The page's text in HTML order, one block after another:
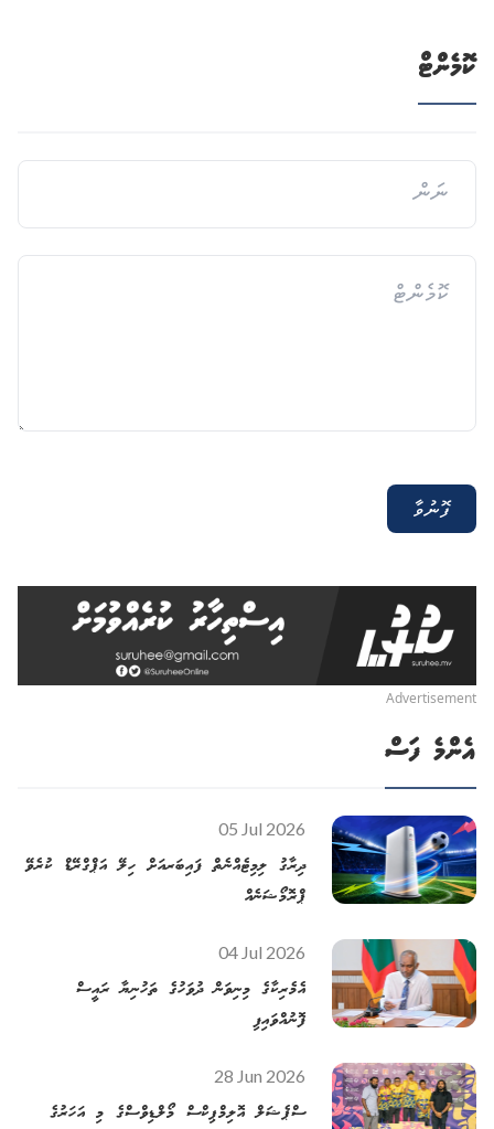
ކޮމެންޓް
Advertisement
އެންމެ ފަސް
05 Jul 2026
ދިރާގު ލިމިޓެއްނެތް ފައިބަރއަށް ހިލޭ އަޕްގްރޭޑް ކުރެވޭ
ޕްރޮމޯޝަނެއް
04 Jul 2026
އެމެރިކާގެ މިނިވަން ދުވަހުގެ ތަހުނިޔާ ރައީސް
ފޮނުއްވައިފި
28 Jun 2026
ސްޕެޝަލް އޮލިމްޕިކްސް މޯލްޑިވްސްގެ މި އަހަރުގެ